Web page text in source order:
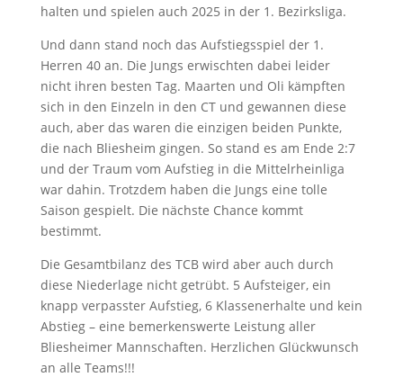
halten und spielen auch 2025 in der 1. Bezirksliga.
Und dann stand noch das Aufstiegsspiel der 1.
Herren 40 an. Die Jungs erwischten dabei leider
nicht ihren besten Tag. Maarten und Oli kämpften
sich in den Einzeln in den CT und gewannen diese
auch, aber das waren die einzigen beiden Punkte,
die nach Bliesheim gingen. So stand es am Ende 2:7
und der Traum vom Aufstieg in die Mittelrheinliga
war dahin. Trotzdem haben die Jungs eine tolle
Saison gespielt. Die nächste Chance kommt
bestimmt.
Die Gesamtbilanz des TCB wird aber auch durch
diese Niederlage nicht getrübt. 5 Aufsteiger, ein
knapp verpasster Aufstieg, 6 Klassenerhalte und kein
Abstieg – eine bemerkenswerte Leistung aller
Bliesheimer Mannschaften. Herzlichen Glückwunsch
an alle Teams!!!